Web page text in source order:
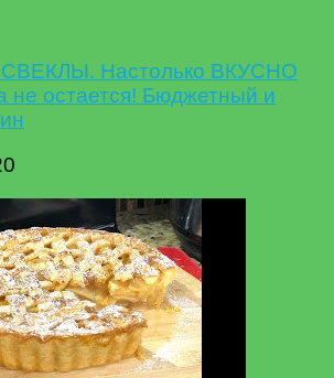
Настолько ВКУСНО
не остается! Бюджетный и